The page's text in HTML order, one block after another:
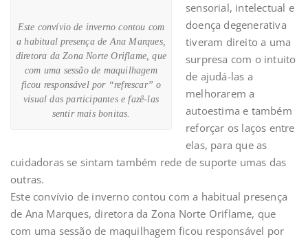
Este convívio de inverno contou com
a habitual presença de Ana Marques,
diretora da Zona Norte Oriflame, que
com uma sessão de maquilhagem
ficou responsável por “refrescar” o
visual das participantes e fazê-las
sentir mais bonitas.
sensorial, intelectual e
doença degenerativa
tiveram direito a uma
surpresa com o intuito
de ajudá-las a
melhorarem a
autoestima e também
reforçar os laços entre
elas, para que as
cuidadoras se sintam também rede de suporte umas das
outras.
Este convívio de inverno contou com a habitual presença
de Ana Marques, diretora da Zona Norte Oriflame, que
com uma sessão de maquilhagem ficou responsável por